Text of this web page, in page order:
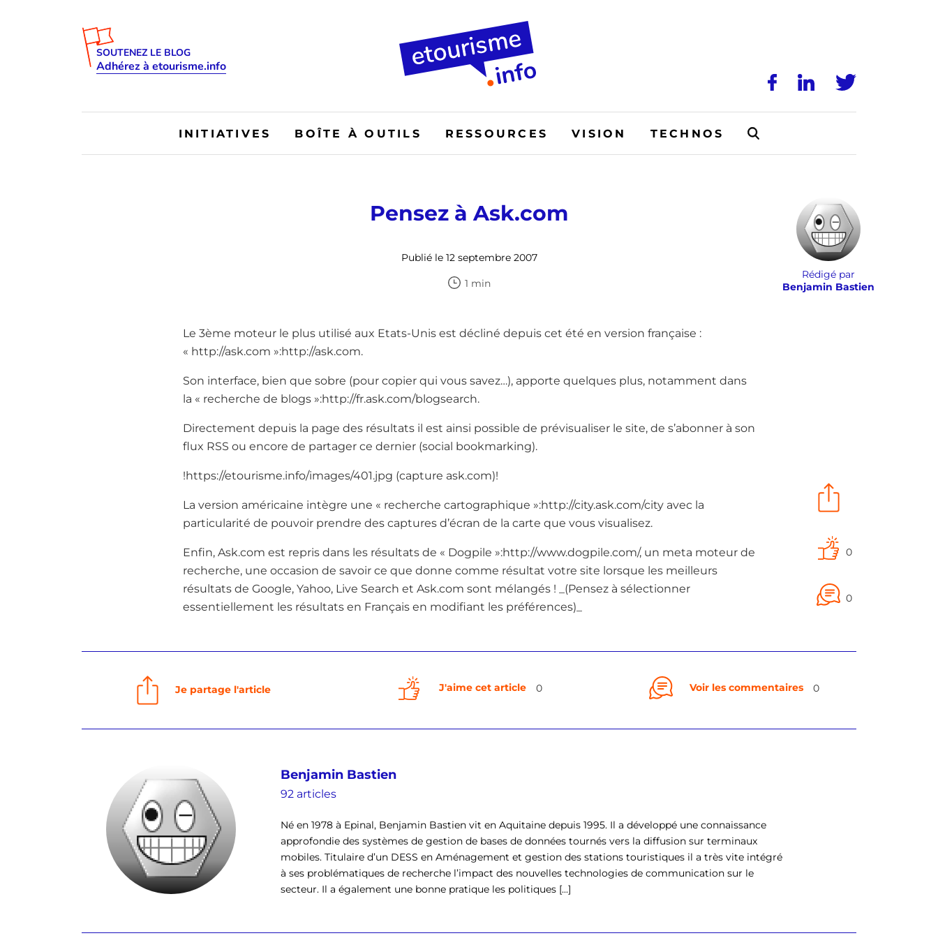
SOUTENEZ LE BLOG
Adhérez à etourisme.info
INITIATIVES BOÎTE À OUTILS RESSOURCES VISION TECHNOS
Pensez à Ask.com
Publié le 12 septembre 2007
1 min
Rédigé par
Benjamin Bastien
0
0
Le 3ème moteur le plus utilisé aux Etats-Unis est décliné depuis cet été en version française :
« http://ask.com »:http://ask.com.
Son interface, bien que sobre (pour copier qui vous savez…), apporte quelques plus, notamment dans
la « recherche de blogs »:http://fr.ask.com/blogsearch.
Directement depuis la page des résultats il est ainsi possible de prévisualiser le site, de s’abonner à son
flux RSS ou encore de partager ce dernier (social bookmarking).
!https://etourisme.info/images/401.jpg (capture ask.com)!
La version américaine intègre une « recherche cartographique »:http://city.ask.com/city avec la
particularité de pouvoir prendre des captures d’écran de la carte que vous visualisez.
Enfin, Ask.com est repris dans les résultats de « Dogpile »:http://www.dogpile.com/, un meta moteur de
recherche, une occasion de savoir ce que donne comme résultat votre site lorsque les meilleurs
résultats de Google, Yahoo, Live Search et Ask.com sont mélangés ! _(Pensez à sélectionner
essentiellement les résultats en Français en modifiant les préférences)_
Je partage l'article J'aime cet article 0 Voir les commentaires 0
Benjamin Bastien
92 articles
Né en 1978 à Epinal, Benjamin Bastien vit en Aquitaine depuis 1995. Il a développé une connaissance
approfondie des systèmes de gestion de bases de données tournés vers la diffusion sur terminaux
mobiles. Titulaire d’un DESS en Aménagement et gestion des stations touristiques il a très vite intégré
à ses problématiques de recherche l’impact des nouvelles technologies de communication sur le
secteur. Il a également une bonne pratique les politiques [...]